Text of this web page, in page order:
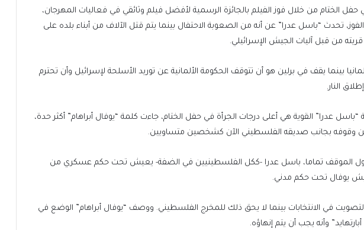
حفل الختام من خلال فوز الفيلم بالجائزة الرسمية لأفضل فيلم وثائقي في فعاليات المهرجان،
تحدث “باسل عدرا” عن أنه من الصعوبة الاحتفال بينما يتم قتل الآلاف من أبناء بلده على
من قبل آليات الجيش الإسرائيلي.
بينما يقف في برلين هو أن تتوقف الحكومة الألمانية عن توريد الأسلحة لإسرائيل وأن تحترم
النار.
“باسل عدرا” القوية هي أعلى درجات الجرأة في حفل الختام، جاءت كلمة “يوفال أبراهام” أكثر حدة،
وقوفه بجانب صديقه الفلسطيني الآن كشخصين متساويين.
الموقف تماما، باسل عدرا -ككل الفلسطينيين في الضفة- يعيش تحت حكم عسكري من
يعيش يوفال تحت حكم مدني.
في الانتخابات بينما لا يحق ذلك للمخرج الفلسطيني. ووصف “يوفال أبراهام” الوضع في
وأنه يجب أن يتم إنهاؤه.